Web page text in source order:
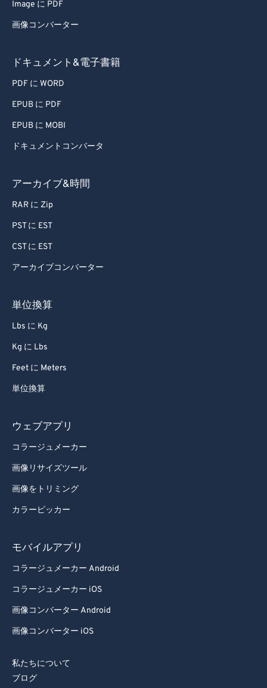
Image に PDF
画像コンバーター
ドキュメント&電子書籍
PDF に WORD
EPUB に PDF
EPUB に MOBI
ドキュメントコンバータ
アーカイブ&時間
RAR に Zip
PST に EST
CST に EST
アーカイブコンバーター
単位換算
Lbs に Kg
Kg に Lbs
Feet に Meters
単位換算
ウェブアプリ
コラージュメーカー
画像リサイズツール
画像をトリミング
カラーピッカー
モバイルアプリ
コラージュメーカー Android
コラージュメーカー iOS
画像コンバーター Android
画像コンバーター iOS
私たちについて
ブログ